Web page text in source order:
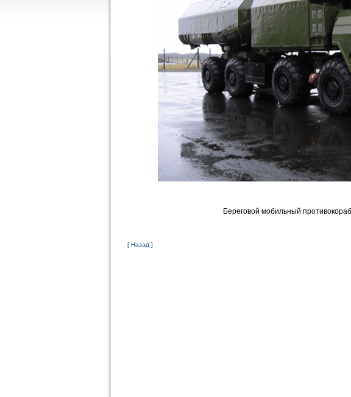
Береговой мобильный
[ Назад ]